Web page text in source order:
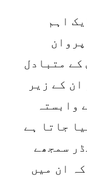
اہم
کے متبادل
کے زیر
وابستہ
جاتا ہے
سمجھے
ان میں